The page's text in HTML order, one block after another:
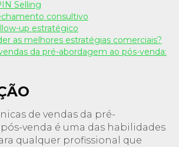
Selling
consultivo
up estratégico
as melhores estratégias comerciais?
da pré-abordagem ao pós-venda:
de vendas da pré-
venda é uma das habilidades
qualquer profissional que